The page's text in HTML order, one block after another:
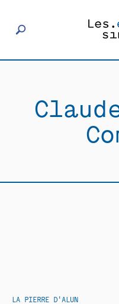
Éditeurs
Actualités
LA PIERRE D'ALUN